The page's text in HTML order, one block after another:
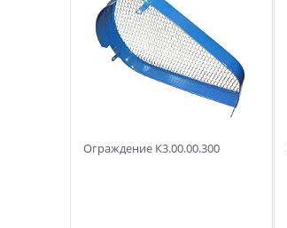
Ограждение К3.00.00.300